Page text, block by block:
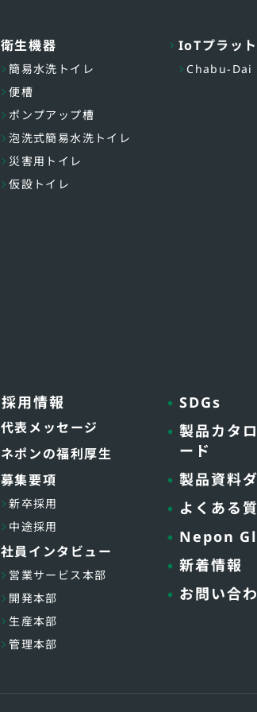
衛生機器
簡易水洗トイレ
便槽
ポンプアップ槽
泡洗式簡易水洗トイレ
災害用トイレ
仮設トイレ
IoTプラッ
Chabu-Dai
採用情報
代表メッセージ
ネポンの福利厚生
募集要項
新卒採用
中途採用
社員インタビュー
営業サービス本部
開発本部
生産本部
管理本部
SDGs
製品カタ
ード
製品資料
よくある
Nepon
新着情報
お問い合